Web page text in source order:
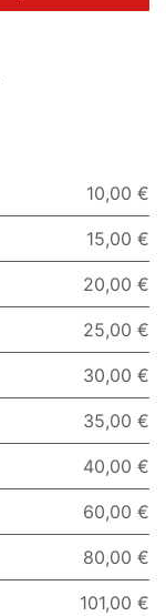
10,00 €
15,00 €
20,00 €
25,00 €
30,00 €
35,00 €
40,00 €
60,00 €
80,00 €
101,00 €